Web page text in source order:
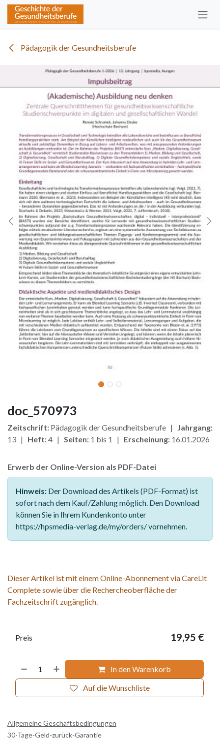
Zum Inhalt springen
Pädagogik der Gesundheitsberufe
doc_570973
Zeitschrift: Pädagogik der Gesundheitsberufe |
Jahrgang:
13 | Heft:4 | Seiten: 1 bis 1 | Erscheinung: 16.01.2026
Erwerb der Online-Version als PDF-Datei
Hinweis: Der Download des Artikels (PDF-Format) ist
sofort nach dem Kauf/Zahlung möglich. Den Download
können Sie in Ihrem Kundenkonto unter
https://hpsmedia-verlag.de/my/orders/ vornehmen.
Dieser Artikel ist mit einem Online-Abonnement via CareLit
Complete sowie über die Rechercheoberfläche der
Fachzeitschrift zugänglich.
In den Warenkorb
Auf die Wunschliste
Preis 19,95 €
Allgemeine Geschäftsbedingungen
30-Tage-Geld-zurück-Garantie